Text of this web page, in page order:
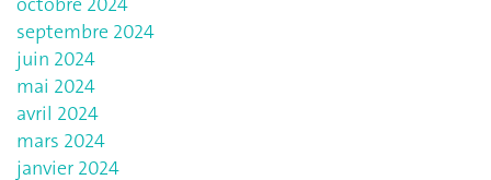
septembre 2024
juin 2024
mai 2024
avril 2024
mars 2024
janvier 2024